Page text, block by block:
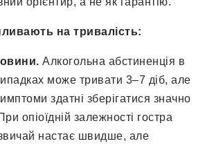
на тривалість:
Алкогольна абстиненція в
може тривати 3–7 діб, але
здатні зберігатися значно
опіоїдній залежності гостра
настає швидше, але